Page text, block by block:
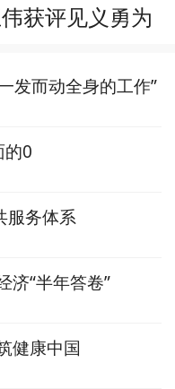
获评见义勇为
发而动全身的工作”
的0
服务体系
济“半年答卷”
健康中国